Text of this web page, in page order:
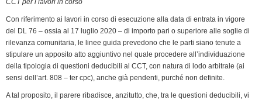
CCT per i lavori in corso
Con riferimento ai lavori in corso di esecuzione alla data di entrata in vigore
del DL 76 – ossia al 17 luglio 2020 – di importo pari o superiore alle soglie di
rilevanza comunitaria, le linee guida prevedono che le parti siano tenute a
stipulare un apposito atto aggiuntivo nel quale procedere all’individuazione
della tipologia di questioni deducibili al CCT, con natura di lodo arbitrale (ai
sensi dell’art. 808 – ter cpc), anche già pendenti, purché non definite.
A tal proposito, il parere ribadisce, anzitutto, che, tra le questioni deducibili, vi